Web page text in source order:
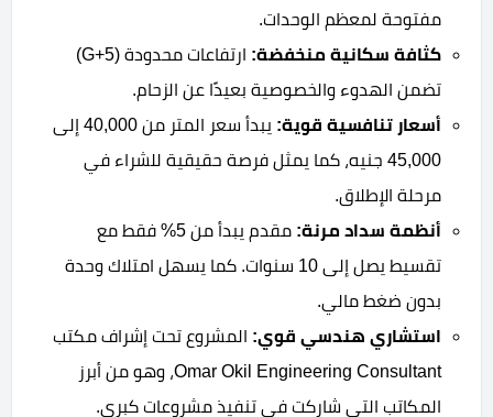
مفتوحة لمعظم الوحدات.
كثافة سكانية منخفضة:
ارتفاعات محدودة (G+5)
تضمن الهدوء والخصوصية بعيدًا عن الزحام.
أسعار تنافسية قوية:
يبدأ سعر المتر من 40,000 إلى
45,000 جنيه، كما يمثل فرصة حقيقية للشراء في
مرحلة الإطلاق.
أنظمة سداد مرنة:
مقدم يبدأ من 5% فقط مع
تقسيط يصل إلى 10 سنوات. كما يسهل امتلاك وحدة
بدون ضغط مالي.
استشاري هندسي قوي: المشروع تحت إشراف مكتب
Omar Okil Engineering Consultant، وهو من أبرز
المكاتب التي شاركت في تنفيذ مشروعات كبرى.